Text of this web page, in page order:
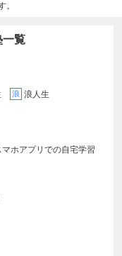
。
一覧
浪 浪人生
ホアプリでの自宅学習